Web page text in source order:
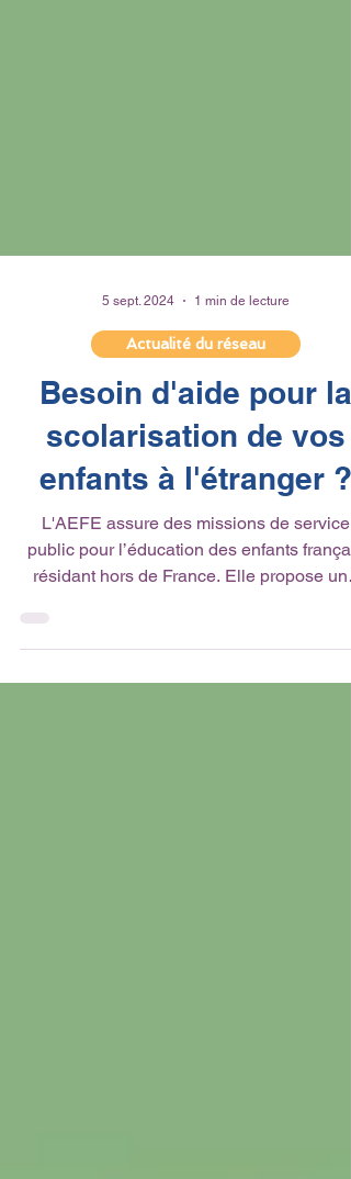
5 sept. 2024 1 min de lecture
Actualité du réseau
Besoin d'aide pour la
scolarisation de vos
enfants à l'étranger ?
résidant hors de France. Elle propose une
aide à la...